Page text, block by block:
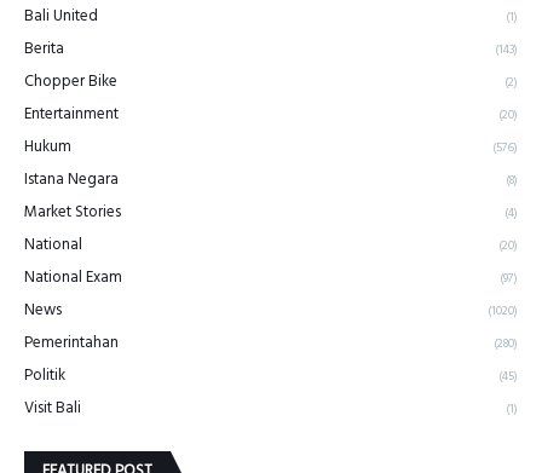
Bali United (1)
Berita (143)
Chopper Bike (2)
Entertainment (20)
Hukum (576)
Istana Negara (8)
Market Stories (4)
National (20)
National Exam (97)
News (1020)
Pemerintahan (280)
Politik (45)
Visit Bali (1)